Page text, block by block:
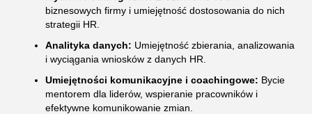
biznesowych firmy i umiejętność dostosowania do nich
strategii HR.
Analityka danych: Umiejętność zbierania, analizowania
i wyciągania wniosków z danych HR.
Umiejętności komunikacyjne i coachingowe: Bycie
mentorem dla liderów, wspieranie pracowników i
efektywne komunikowanie zmian.